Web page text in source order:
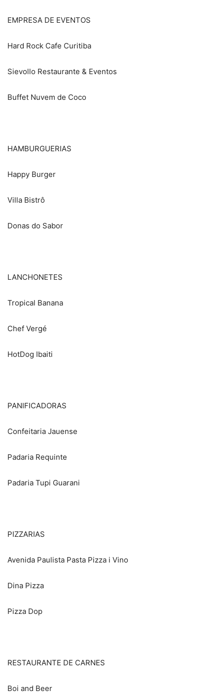
EMPRESA DE EVENTOS
Hard Rock Cafe Curitiba
Sievollo Restaurante & Eventos
Buffet Nuvem de Coco
HAMBURGUERIAS
Happy Burger
Villa Bistrô
Donas do Sabor
LANCHONETES
Tropical Banana
Chef Vergé
HotDog Ibaiti
PANIFICADORAS
Confeitaria Jauense
Padaria Requinte
Padaria Tupi Guarani
PIZZARIAS
Avenida Paulista Pasta Pizza i Vino
Dina Pizza
Pizza Dop
RESTAURANTE DE CARNES
Boi and Beer